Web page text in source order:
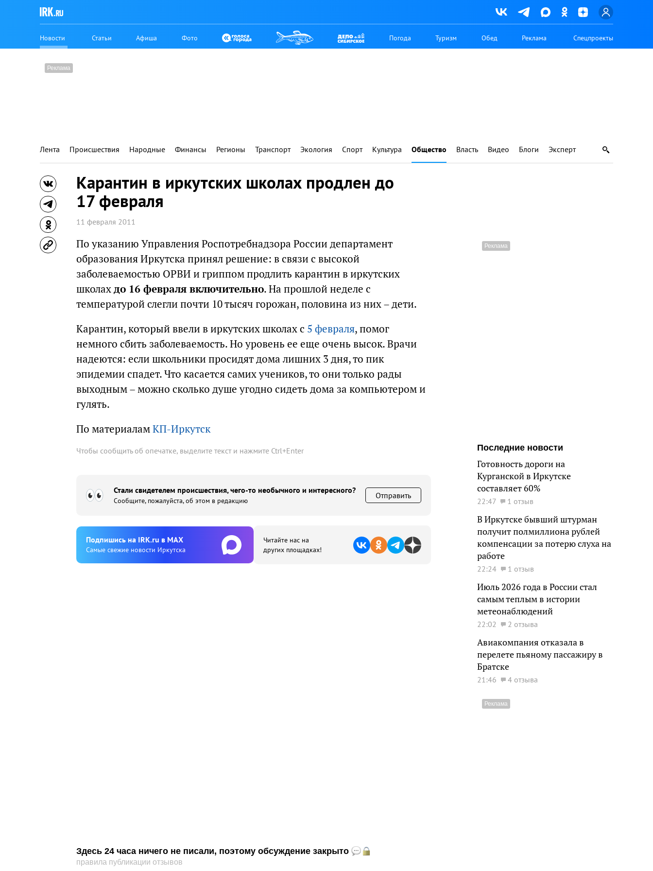
Новости Статьи Афиша Фото Погода Туризм Обед Реклама Спецпроекты
Лента Происшествия Народные Финансы Регионы Транспорт Экология Спорт Культура Общество Власть Видео Блоги Эксперт
Карантин в иркутских школах продлен до
17 февраля
11 февраля 2011
По указанию Управления Роспотребнадзора России департамент
образования Иркутска принял решение: в связи с высокой
заболеваемостью ОРВИ и гриппом продлить карантин в иркутских
школахдо 16 февраля включительно. На прошлой неделе с
температурой слегли почти 10 тысяч горожан, половина из них – дети.
Карантин, который ввели в иркутских школах с 5 февраля, помог
немного сбить заболеваемость. Но уровень ее еще очень высок. Врачи
надеются: если школьники просидят дома лишних 3 дня, то пик
эпидемии спадет. Что касается самих учеников, то они только рады
выходным – можно сколько душе угодно сидеть дома за компьютером и
гулять.
По материаламКП-Иркутск
Чтобы сообщить об опечатке, выделите текст и нажмите Ctrl+Enter
Стали свидетелем происшествия, чего-то необычного и интересного?
Сообщите, пожалуйста, об этом в редакцию
Отправить
Подпишиcь на IRK.ru в MAX
Cамые свежие новости Иркутска
Читайте нас на
других площадках!
Здесь 24 часа ничего не писали, поэтому обсуждение закрыто
правила публикации отзывов
Последние новости
Готовность дороги на
Курганской в Иркутске
составляет 60%
22:47 1 отзыв
В Иркутске бывший штурман
получит полмиллиона рублей
компенсации за потерю слуха на
работе
22:24 1 отзыв
Июль 2026 года в России стал
самым теплым в истории
метеонаблюдений
22:02 2 отзыва
Авиакомпания отказала в
перелете пьяному пассажиру в
Братске
21:46 4 отзыва